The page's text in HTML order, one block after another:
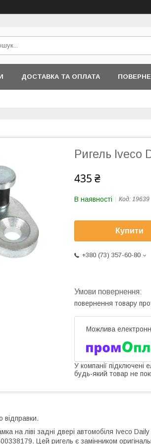
ДОСТАВКА ТА ОПЛАТА
Ригель Iveco
435 ₴
В наявності Код: 19639
Купити
+380 (73) 357-60-80
повернення товару
У компанії підключені
будь-який товар не
відправки.
на ліві задні двері автомобіля Iveco
Цей ригель є замінником